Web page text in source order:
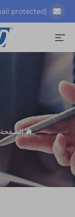
الصفحة الرئيسية>